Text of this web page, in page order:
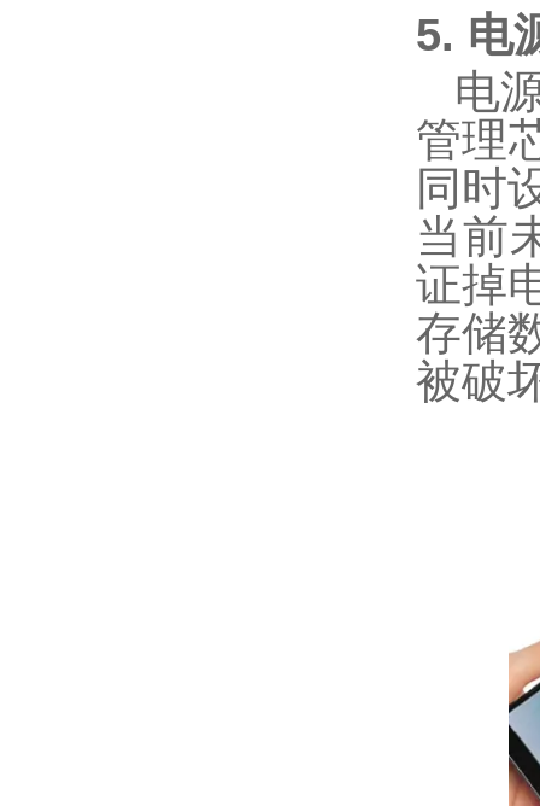
5. 电
电
管理
同时
当前
证掉
存储
被破